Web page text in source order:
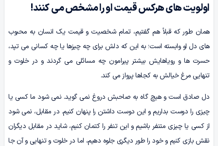
اولویت های هرکس قیمت او را مشخص می کنند!
همان طور که قبلاً هم گفتیم، تمام شخصیت و قیمت یک انسان به محبوب
های دل او وابسته است؛ به این که دلش برای چه چیزها یا چه کسانی می تپد،
حسرت ها و رویاهایش بیشتر پیرامون چه مسائلی می گردند و در خلوت و
تنهایی مرغ خیالش به کجاها پرواز می کند.
دل صادق است و هیچ گاه به صاحبش دروغ نمی گوید. نمی شود ما کسی یا
چیزی را دوست بداریم و این دوست داشتن را پنهان کنیم. در مقابل، نمی شود
از کسی یا چیزی متنفر باشیم و این تنفر را کتمان کنیم، شاید در مقابل دیگران
نقش بازی کنیم و خود را طور دیگری جلوه دهیم، اما در خلوت و تنهایی و آن جا